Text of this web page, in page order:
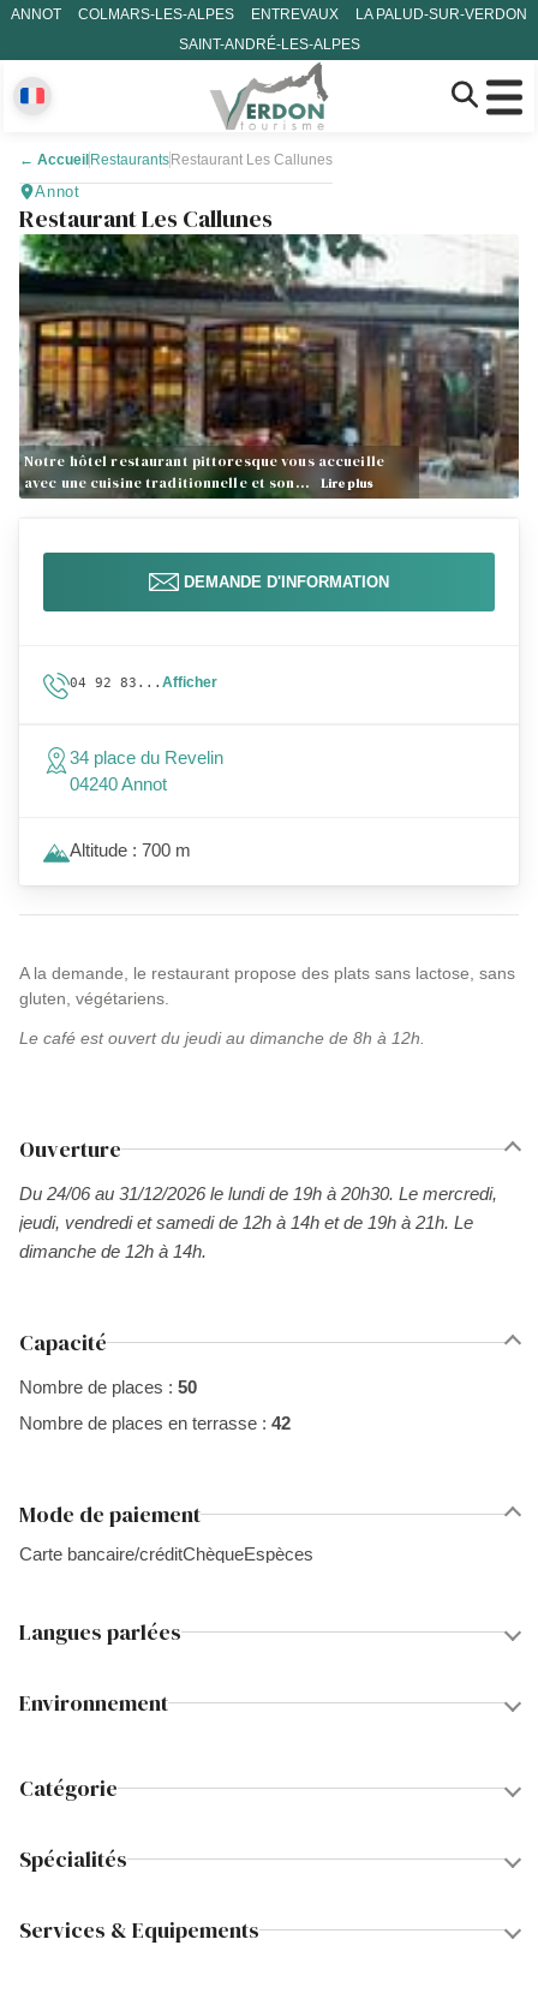
ANNOT COLMARS-LES-ALPES ENTREVAUX
LA PALUD-SUR-VERDON
SAINT-ANDRÉ-LES-ALPES
← Accueil Restaurants Restaurant Les Callunes
Annot
Restaurant Les Callunes
Notre hôtel restaurant pittoresque vous accueille
avec une cuisine traditionnelle et son…
Lire plus
A la demande, le restaurant propose des plats sans lactose, sans
gluten, végétariens.
Le café est ouvert du jeudi au dimanche de 8h à 12h.
Ouverture
Du 24/06 au 31/12/2026 le lundi de 19h à 20h30. Le mercredi,
jeudi, vendredi et samedi de 12h à 14h et de 19h à 21h. Le
dimanche de 12h à 14h.
Capacité
Nombre de places : 50
Nombre de places en terrasse : 42
Mode de paiement
Carte bancaire/créditChèqueEspèces
Langues parlées
Environnement
Catégorie
Spécialités
Services & Equipements
DEMANDE D'INFORMATION
04 92 83... Afficher
34 place du Revelin
04240 Annot
Altitude : 700 m